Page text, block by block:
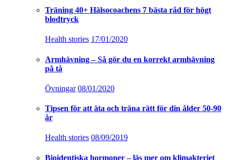
Träning 40+ Hälsocoachens 7 bästa råd för högt
blodtryck
Health stories 17/01/2020
Armhävning – Så gör du en korrekt armhävning
på tå
Övningar 08/01/2020
Tipsen för att äta och träna rätt för din ålder 50-90
år
Health stories 08/09/2019
Bioidentiska hormoner – läs mer om klimakteriet